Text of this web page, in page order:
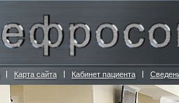
Карта сайта Кабинет пациента